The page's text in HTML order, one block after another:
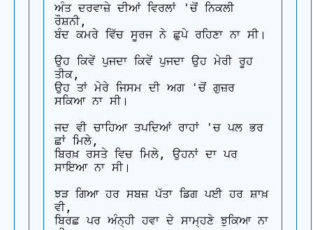
ਅੰਤ ਦਰਵਾਜ਼ੇ ਦੀਆਂ ਵਿਰਲਾਂ 'ਚੋਂ ਨਿਕਲੀ
ਰੌਸ਼ਨੀ,
ਬੰਦ ਕਮਰੇ ਵਿੱਚ ਸੂਰਜ ਨੇ ਛੁਪੇ ਰਹਿਣਾ ਨਾ ਸੀ।
ਉਹ ਕਿਵੇਂ ਪੁਜਦਾ ਕਿਵੇਂ ਪੁਜਦਾ ਉਹ ਮੇਰੀ ਰੂਹ
ਤੀਕ,
ਉਹ ਤਾਂ ਮੇਰੇ ਜਿਸਮ ਦੀ ਅਗ 'ਚੋਂ ਗੁਜ਼ਰ
ਸਕਿਆ ਨਾ ਸੀ।
ਜਦ ਵੀ ਚਾਹਿਆ ਤਪਦਿਆਂ ਰਾਹਾਂ 'ਚ ਪਲ ਭਰ
ਛਾਂ ਮਿਲੇ,
ਬਿਰਖ਼ ਰਸਤੇ ਵਿਚ ਮਿਲੇ, ਉਹਨਾਂ ਦਾ ਪਰ
ਸਾਇਆ ਨਾ ਸੀ।
ਝੜ ਗਿਆ ਹਰ ਸਬਜ਼ ਪੱਤਾ ਡਿਗ ਪਈ ਹਰ ਸ਼ਾਖ਼
ਵੀ,
ਬਿਰਛ ਪਰ ਅੰਨ੍ਹੀ ਹਵਾ ਦੇ ਸਾਮ੍ਹਣੇ ਝੁਕਿਆ ਨਾ